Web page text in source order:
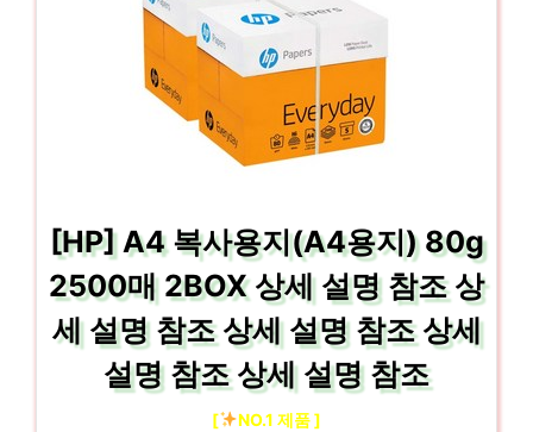
[HP] A4 복사용지(A4용지) 80g
2500매 2BOX 상세 설명 참조 상
세 설명 참조 상세 설명 참조 상세
설명 참조 상세 설명 참조
[ NO.1 제품 ]